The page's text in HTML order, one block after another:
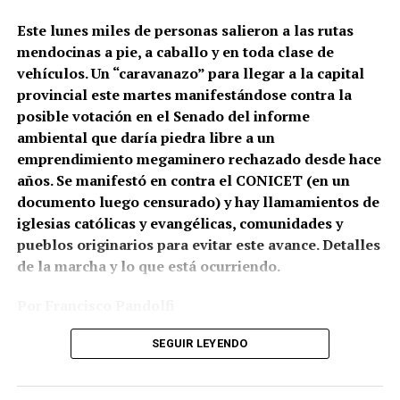
Correpi (la Coordinadora contra la represión policial e
institucional), afirmó: “Juan Gabriel recibió un impacto
directo al cuerpo. No sabemos todavía qué tipo de
cartuchería utilizaron, pero a corta distancia y directo a
zonas vitales como tórax y abdomen, un disparo de
escopeta es letal, tanto con cartuchos antitumulto (con
postas de goma) o todo propósito (con postas de
plomo). Hasta un cartucho de estruendo (sin munición)
puede herir o matar a corta distancia. Por eso los
protocolos de uso de armas largas prohíben
terminantemente disparar directamente al cuerpo con
Este lunes miles de personas salieron a las rutas
mendocinas a pie, a caballo y en toda clase de
vehículos. Un “caravanazo” para llegar a la capital
provincial este martes manifestándose contra la
posible votación en el Senado del informe
ambiental que daría piedra libre a un
emprendimiento megaminero rechazado desde hace
años. Se manifestó en contra el CONICET (en un
documento luego censurado) y hay llamamientos de
iglesias católicas y evangélicas, comunidades y
pueblos originarios para evitar este avance. Detalles
de la marcha y lo que está ocurriendo.
Fotos: Archivo por el Agua de Mendoza
El pueblo de Mendoza empezó este lunes la “Nueva
SEGUIR LEYENDO